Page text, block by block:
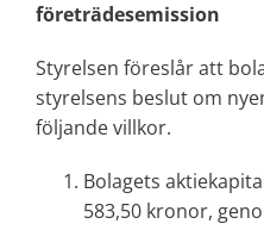
företrädesemission
Styrelsen föreslår att
styrelsens beslut om
följande villkor.
Bolagets
583,50 kronor,